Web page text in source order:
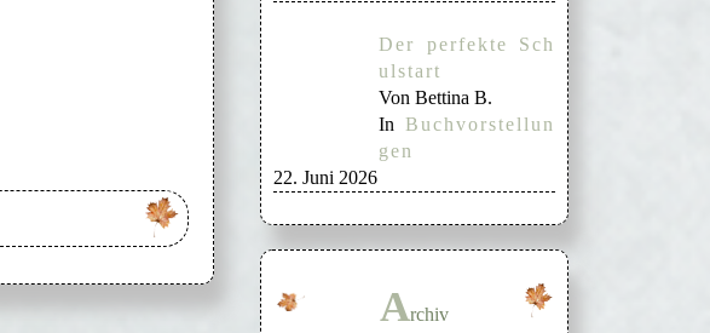
Der perfekte Sch
ulstart
Von Bettina B.
In Buchvorstellun
gen
22. Juni 2026
Archiv